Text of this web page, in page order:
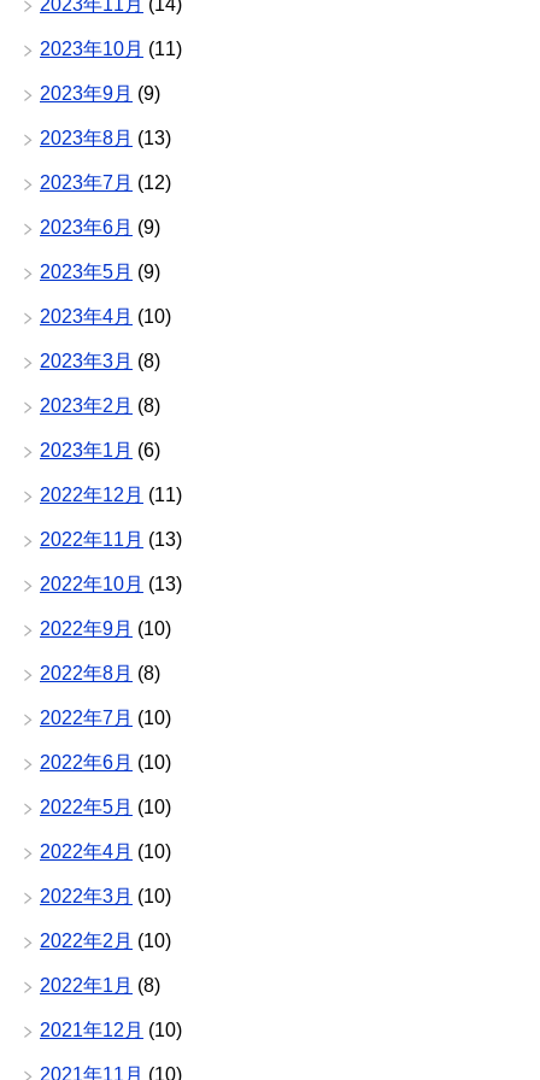
2023年10月 (11)
2023年9月 (9)
2023年8月 (13)
2023年7月 (12)
2023年6月 (9)
2023年5月 (9)
2023年4月 (10)
2023年3月 (8)
2023年2月 (8)
2023年1月 (6)
2022年12月 (11)
2022年11月 (13)
2022年10月 (13)
2022年9月 (10)
2022年8月 (8)
2022年7月 (10)
2022年6月 (10)
2022年5月 (10)
2022年4月 (10)
2022年3月 (10)
2022年2月 (10)
2022年1月 (8)
2021年12月 (10)
2021年11月 (10)